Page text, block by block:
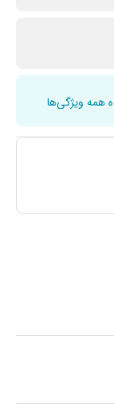
همه ویژگی‌ها